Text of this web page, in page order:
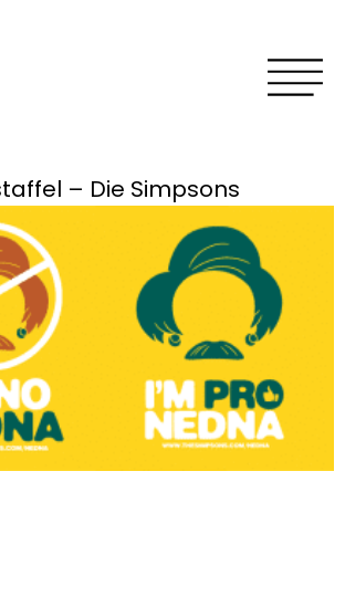
– Die Simpsons